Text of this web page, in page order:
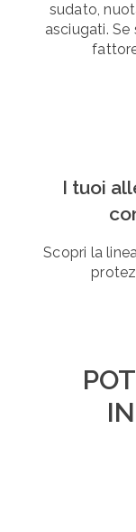
sudato,
asciugati.
I tuoi
Scopri la